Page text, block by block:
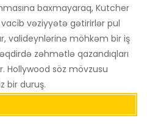
baxmayaraq, Kutcher
vəziyyətə gətirirlər pul
valideynlərinə möhkəm bir iş
zəhmətlə qazandıqları
Hollywood söz mövzusu
bir duruş.